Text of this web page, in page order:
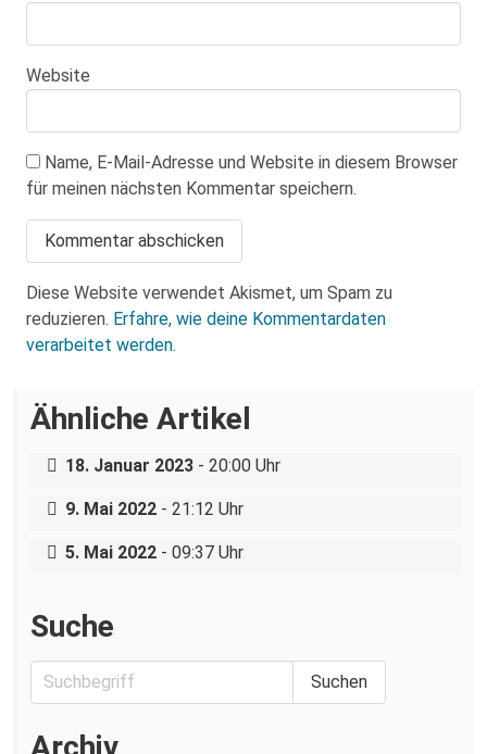
Website
Name, E-Mail-Adresse und Website in diesem Browser
für meinen nächsten Kommentar speichern.
Diese Website verwendet Akismet, um Spam zu
reduzieren. Erfahre, wie deine Kommentardaten
verarbeitet werden.
Ähnliche Artikel
18. Januar 2023 - 20:00 Uhr
„Das ist ein Marathon, kein Sprint“-
Interview mit einer Untergruppe der
9. Mai 2022 - 21:12 Uhr
Bitte weiterfahren – Antiromaismus in
5. Mai 2022 - 09:37 Uhr
Suche